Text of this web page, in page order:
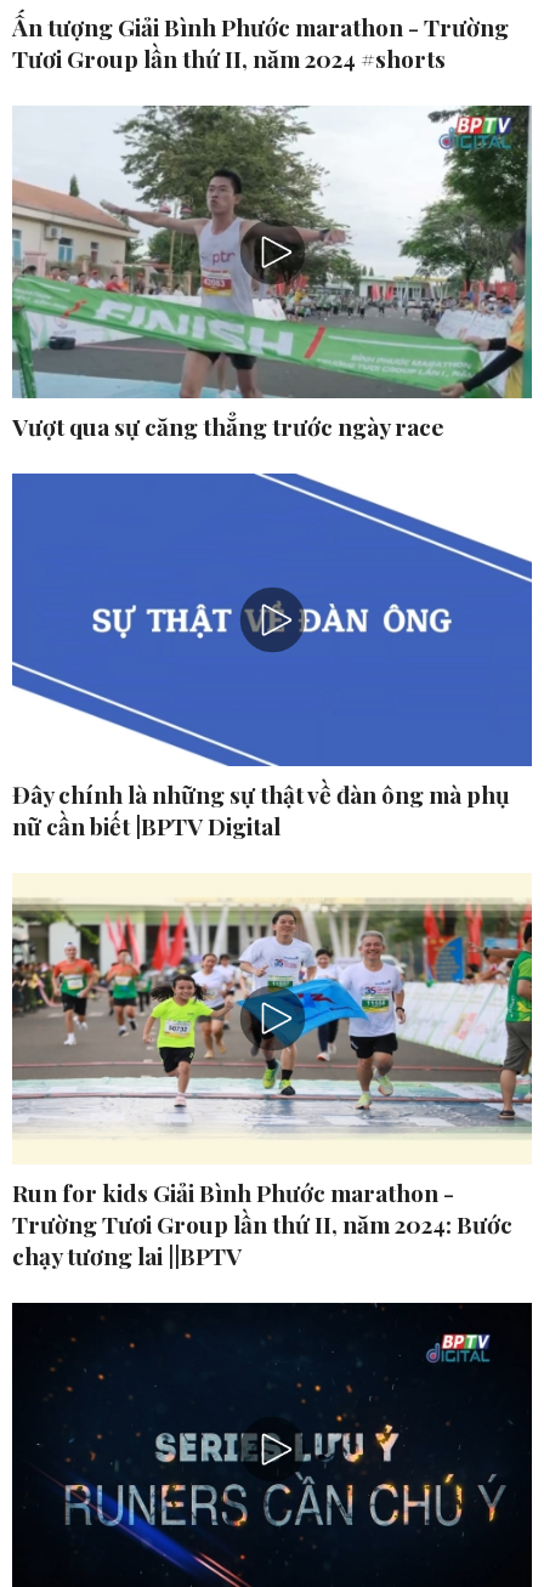
Ấn tượng Giải Bình Phước marathon - Trường
Tươi Group lần thứ II, năm 2024 #shorts
Vượt qua sự căng thẳng trước ngày race
Đây chính là những sự thật về đàn ông mà phụ
nữ cần biết |BPTV Digital
Run for kids Giải Bình Phước marathon -
Trường Tươi Group lần thứ II, năm 2024: Bước
chạy tương lai ||BPTV